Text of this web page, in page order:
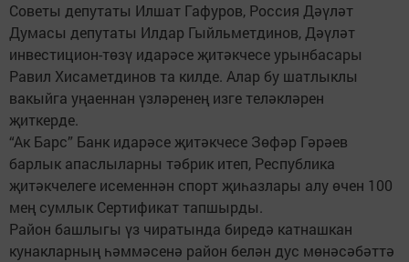
Советы депутаты Илшат Гафуров, Россия Дәүләт
Думасы депутаты Илдар Гыйльметдинов, Дәүләт
инвестицион-төзү идарәсе җитәкчесе урынбасары
Равил Хисаметдинов та килде. Алар бу шатлыклы
вакыйга уңаеннан үзләренең изге теләкләрен
җиткерде.
“Ак Барс” Банк идарәсе җитәкчесе Зөфәр Гәрәев
барлык апаслыларны тәбрик итеп, Республика
җитәкчелеге исеменнән спорт җиһазлары алу өчен 100
мең сумлык Сертификат тапшырды.
Район башлыгы үз чиратында биредә катнашкан
кунакларның һәммәсенә район белән дус мөнәсәбәттә